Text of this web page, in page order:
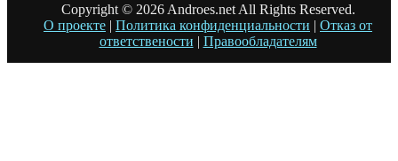
Copyright © 2026 Androes.net All Rights Reserved.
О проекте | Политика конфиденциальности | Отказ от
ответствености | Правообладателям